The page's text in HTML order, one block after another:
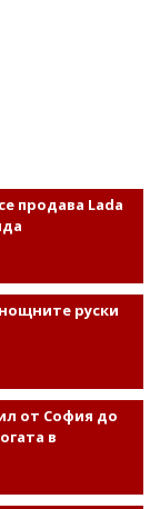
продава Lada
руски
от София до
в